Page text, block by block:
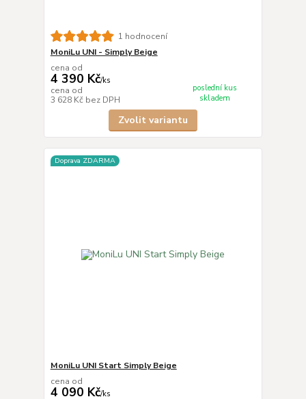
1 hodnocení
MoniLu UNI - Simply Beige
cena od
4 390 Kč/ks
cena od
3 628 Kč bez DPH
poslední kus
skladem
Zvolit variantu
Doprava ZDARMA
MoniLu UNI Start Simply Beige
cena od
4 090 Kč/ks